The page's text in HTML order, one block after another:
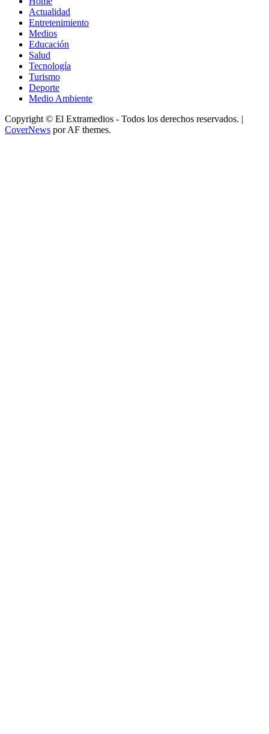
Actualidad
Entretenimiento
Medios
Educación
Salud
Tecnología
Turismo
Deporte
Medio Ambiente
Copyright © El Extramedios - Todos los derechos reservados. |
CoverNews por AF themes.